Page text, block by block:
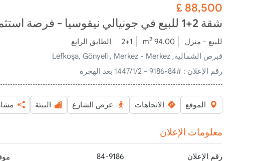
88,500
£
شقة 2+1 للبيع في جونيالي نيقوسيا - فرصة استثمارية وحياة مريحة
للبيع - منزل 94.00 m
2
2+1
الطابق الرابع
قبرص الشمالية, Lefkoşa, Gönyeli , Merkez - Merkez
رقم الإعلان : #84-9186 - 2‏‏/1‏‏/1447 بعد الهجرة
الموقع الاتجاهات عرض الشارع البيئة
معلومات الإعلان
رقم الإعلان 84-9186